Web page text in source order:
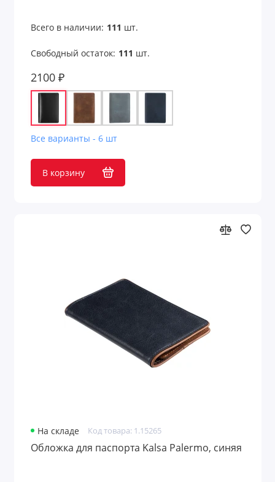
Всего в наличии: 111 шт.
Свободный остаток: 111 шт.
2100 ₽
Все варианты - 6 шт
В корзину
На складе Код товара: 1.15265
Обложка для паспорта Kalsa Palermo, синяя